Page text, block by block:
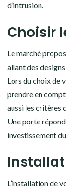
d’intrusion.
Choisir
Le marché
allant des
Lors du choix de
prendre en
aussi les critères
Une porte
investissement
L’installation de